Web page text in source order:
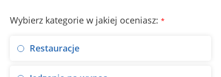
Wybierz kategorie w jakiej oceniasz: *
Restauracje